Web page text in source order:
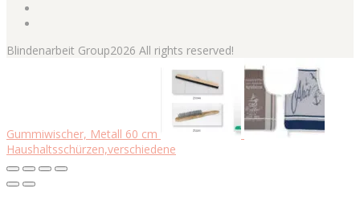
gewählt
Blindenarbeit Group2026 All rights reserved!
Gummiwischer, Metall 60 cm
Haushaltsschürzen,verschiedene